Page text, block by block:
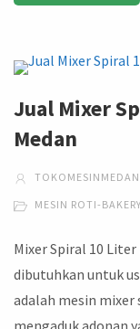
Jual Mixer
Medan
TOKOMESINMEDAN
MESIN ROTI-BAKERY
Mixer Spiral 10
dibutuhkan untuk
adalah mesin